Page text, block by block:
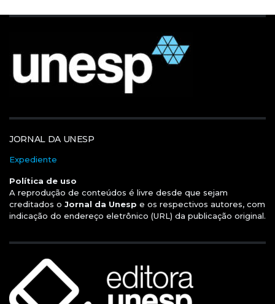
JORNAL DA UNESP
Expediente
Política de uso
A reprodução de conteúdos é livre desde que sejam
creditados o Jornal da Unesp e os respectivos autores, com
indicação do endereço eletrônico (URL) da publicação original.